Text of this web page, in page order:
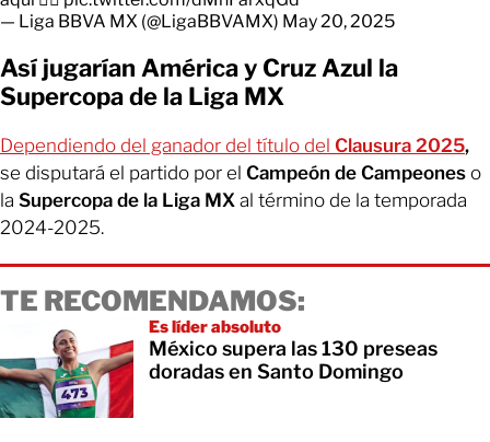
— Liga BBVA MX (@LigaBBVAMX) May 20, 2025
Así jugarían América y Cruz Azul la
Supercopa de la Liga MX
Dependiendo del ganador del título del Clausura 2025,
se disputará el partido por el Campeón de Campeones o
la Supercopa de la Liga MX al término de la temporada
2024-2025.
TE RECOMENDAMOS:
Es líder absoluto
México supera las 130 preseas
doradas en Santo Domingo